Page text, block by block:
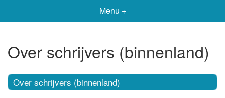
Menu +
Over schrijvers (binnenland)
Over schrijvers (binnenland)